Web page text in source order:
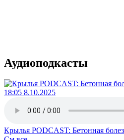
Аудиоподкасты
18:05 8.10.2025
Крылья PODCAST: Бетонная